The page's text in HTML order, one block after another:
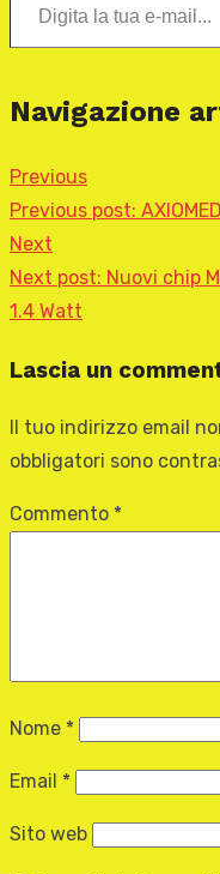
Navigazione
Previous
Previous post:
Next
Next post: Nuovi chip
1.4 Watt
Lascia un
Il tuo indirizzo email
obbligatori sono
Commento *
Nome *
Email *
Sito web